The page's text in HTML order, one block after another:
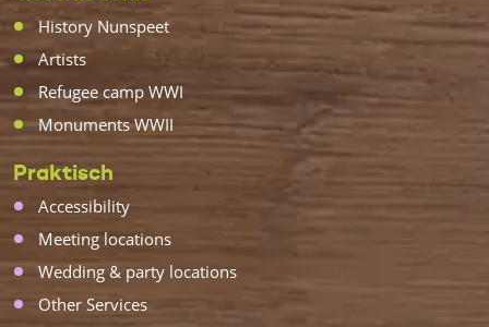
History Nunspeet
Artists
Refugee camp WWI
Monuments WWII
Praktisch
Accessibility
Meeting locations
Wedding & party locations
Other Services